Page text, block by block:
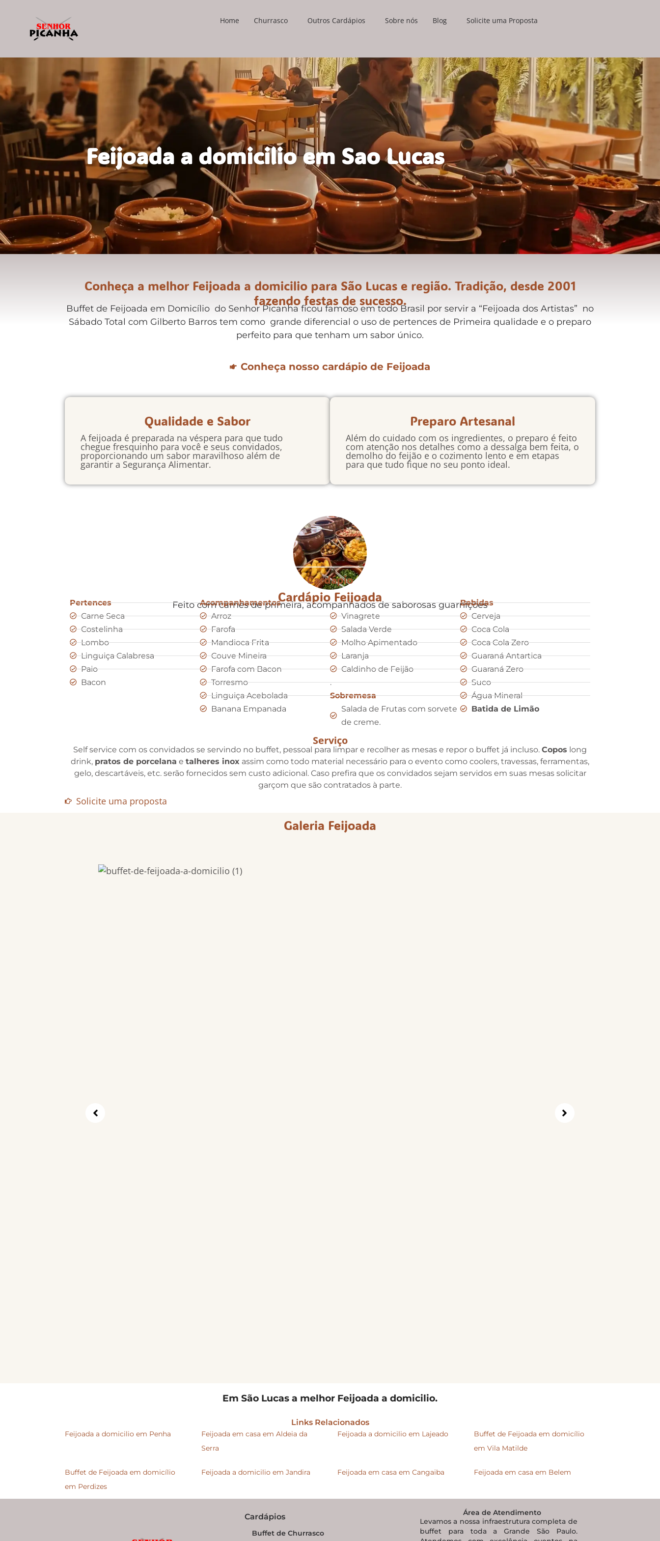
Home Churrasco Outros Cardápios Sobre nós Blog Solicite uma Proposta
Feijoada a domicilio em Sao Lucas
Conheça a melhor Feijoada a domicilio para São Lucas e região. Tradição, desde 2001
fazendo festas de sucesso.
Buffet de Feijoada em Domicílio do Senhor Picanha ficou famoso em todo Brasil por servir a “Feijoada dos Artistas” no
Sábado Total com Gilberto Barros tem como grande diferencial o uso de pertences de Primeira qualidade e o preparo
perfeito para que tenham um sabor único.
Conheça nosso cardápio de Feijoada
Qualidade e Sabor
A feijoada é preparada na véspera para que tudo
chegue fresquinho para você e seus convidados,
proporcionando um sabor maravilhoso além de
garantir a Segurança Alimentar.
Preparo Artesanal
Além do cuidado com os ingredientes, o preparo é feito
com atenção nos detalhes como a dessalga bem feita, o
demolho do feijão e o cozimento lento e em etapas
para que tudo fique no seu ponto ideal.
Cardápio Feijoada
Feito com carnes de primeira, acompanhados de saborosas guarnições
Cardápio
Pertences
Carne Seca
Costelinha
Lombo
Linguiça Calabresa
Paio
Bacon
Acompanhamentos
Arroz
Farofa
Mandioca Frita
Couve Mineira
Farofa com Bacon
Torresmo
Linguiça Acebolada
Banana Empanada
.
Vinagrete
Salada Verde
Molho Apimentado
Laranja
Caldinho de Feijão
.
Sobremesa
Salada de Frutas com sorvete
de creme.
Bebidas
Cerveja
Coca Cola
Coca Cola Zero
Guaraná Antartica
Guaraná Zero
Suco
Água Mineral
Batida de Limão
Serviço
Self service com os convidados se servindo no buffet, pessoal para limpar e recolher as mesas e repor o buffet já incluso. Copos long
drink, pratos de porcelana e talheres inox assim como todo material necessário para o evento como coolers, travessas, ferramentas,
gelo, descartáveis, etc. serão fornecidos sem custo adicional. Caso prefira que os convidados sejam servidos em suas mesas solicitar
garçom que são contratados à parte.
Solicite uma proposta
Galeria Feijoada
Em São Lucas a melhor Feijoada a domicilio.
Links Relacionados
Feijoada a domicilio em Penha
Feijoada em casa em Aldeia da
Serra
Feijoada a domicilio em Lajeado
Buffet de Feijoada em domicílio
em Vila Matilde
Buffet de Feijoada em domicílio
em Perdizes
Feijoada a domicilio em Jandira Feijoada em casa em Cangaiba Feijoada em casa em Belem
Cardápios
Buffet de Churrasco
Área de Atendimento
Levamos a nossa infraestrutura completa de
buffet para toda a Grande São Paulo.